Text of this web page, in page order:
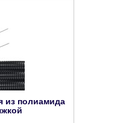
из полиамида